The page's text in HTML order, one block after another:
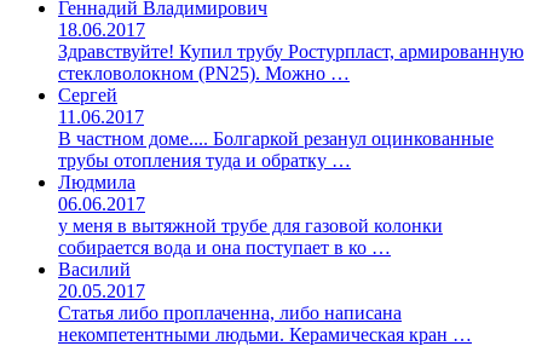
Геннадий Владимирович
18.06.2017
Здравствуйте! Купил трубу Ростурпласт, армированную
стекловолокном (PN25). Можно …
Сергей
11.06.2017
В частном доме.... Болгаркой резанул оцинкованные
трубы отопления туда и обратку …
Людмила
06.06.2017
у меня в вытяжной трубе для газовой колонки
собирается вода и она поступает в ко …
Василий
20.05.2017
Статья либо проплаченна, либо написана
некомпетентными людьми. Керамическая кран …